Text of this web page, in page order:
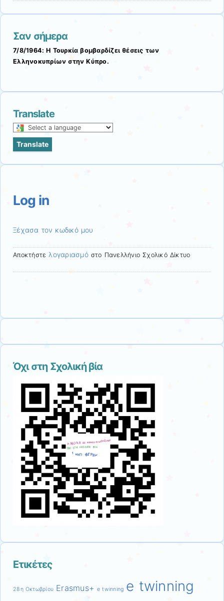
Σαν σήμερα
7/8/1964: Η Τουρκία βομβαρδίζει θέσεις των
Ελληνοκυπρίων στην Κύπρο.
Translate
Select
a
language
page
Translate
Log in
Ξέχασα τον κωδικό μου
Αποκτήστε λογαριασμόστο Πανελλήνιο Σχολικό Δίκτυο
Όχι στη Σχολική βία
Ετικέτες
28η Οκτωβρίου Erasmus+ e twinning e twinning